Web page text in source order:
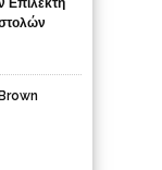
Επίλεκτη